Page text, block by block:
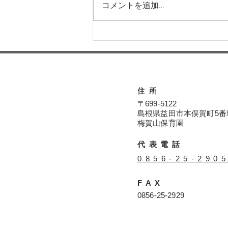
運動会に向けてー梅賀山保育
園 益田市保育園
コメントを追加…
住所
〒699-5122
島根県益田市本俣賀町5番
​​梅賀山保育園
代表電話
​0856-25-2905
FAX
​0856-25-2929